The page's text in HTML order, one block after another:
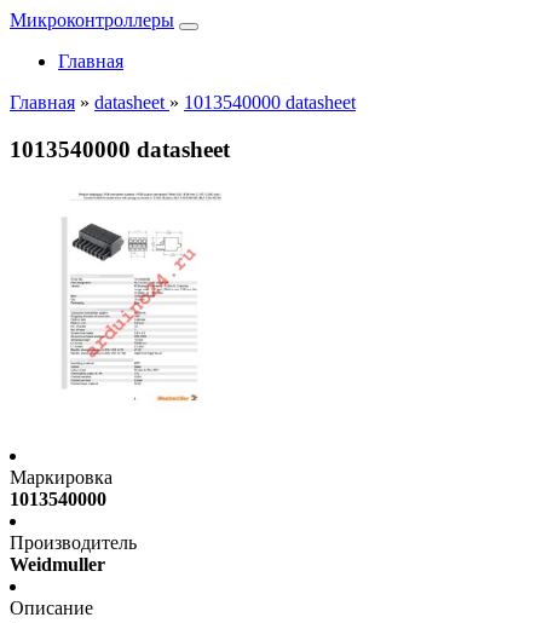
Микроконтроллеры
Главная
Главная » datasheet » 1013540000 datasheet
1013540000 datasheet
Маркировка
1013540000
Производитель
Weidmuller
Описание